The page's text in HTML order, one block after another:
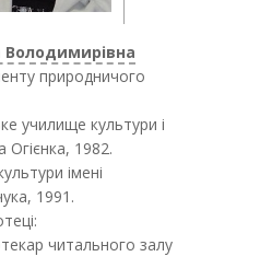
природничого
училище культури і
Огієнка, 1982.
імені
1991.
читального залу